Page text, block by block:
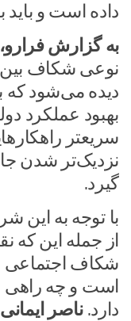
داده است و باید
به گزارش فرارو،
نوعی شکاف
دیده می‌شود که
بهبود عملکرد
سریعتر
نزدیک‌تر شدن
گیرد.
با توجه به
از جمله این
شکاف اجتماعی
است و چه
دارد. ناصر